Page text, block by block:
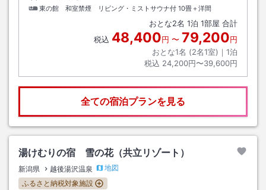
東の館 和室禁煙 リビング・ミストサウナ付 10畳＋洋間
おとな2名 1泊 1部屋 合計
税込 48,400円 〜 79,200円
おとな1名 (2名1室)｜ 1泊
税込 24,200円〜39,600円
全ての宿泊プランを見る
湯けむりの宿 雪の花（共立リゾート）
新潟県 越後湯沢温泉
地図
ふるさと納税対象施設